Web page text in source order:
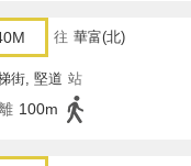
往 華富(北)
街, 堅道 站
100m